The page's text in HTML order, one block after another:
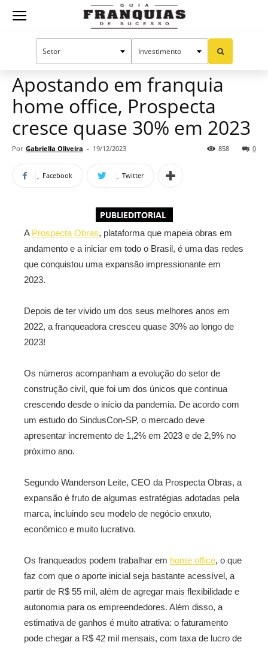
Guia
Mercado de franquias Publieditorial
Apostando em franquia
home office, Prospecta
cresce quase 30% em 2023
Por Gabriella Oliveira - 19/12/2023 0
858
Facebook Twitter
A Prospecta Obras, plataforma que mapeia obras em
andamento e a iniciar em todo o Brasil, é uma das redes
que conquistou uma expansão impressionante em
2023.
Depois de ter vivido um dos seus melhores anos em
2022, a franqueadora cresceu quase 30% ao longo de
2023!
Os números acompanham a evolução do setor de
construção civil, que foi um dos únicos que continua
crescendo desde o início da pandemia. De acordo com
um estudo do SindusCon-SP, o mercado deve
apresentar incremento de 1,2% em 2023 e de 2,9% no
próximo ano.
Segundo Wanderson Leite, CEO da Prospecta Obras, a
expansão é fruto de algumas estratégias adotadas pela
marca, incluindo seu modelo de negócio enxuto,
econômico e muito lucrativo.
Os franqueados podem trabalhar em home office, o que
faz com que o aporte inicial seja bastante acessível, a
partir de R$ 55 mil, além de agregar mais flexibilidade e
autonomia para os empreendedores. Além disso, a
estimativa de ganhos é muito atrativa: o faturamento
pode chegar a R$ 42 mil mensais, com taxa de lucro de